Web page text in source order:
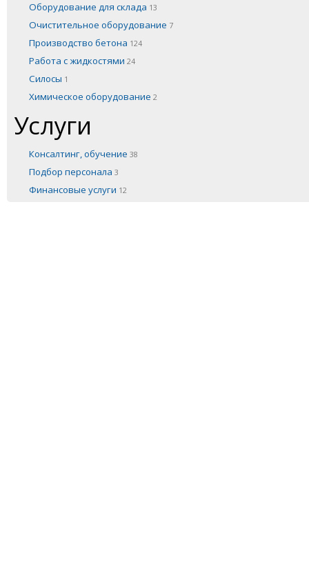
Оборудование для склада 13
Очистительное оборудование 7
Производство бетона 124
Работа с жидкостями 24
Силосы 1
Химическое оборудование 2
Услуги
Консалтинг, обучение 38
Подбор персонала 3
Финансовые услуги 12